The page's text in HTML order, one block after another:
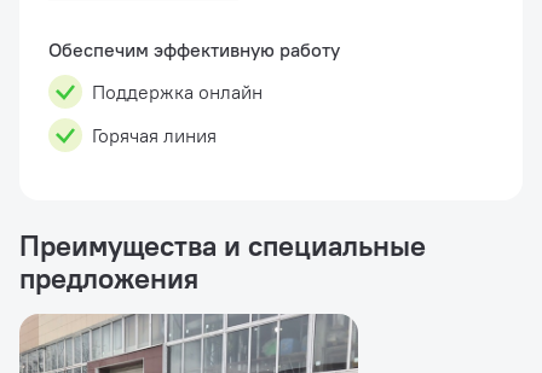
Обеспечим эффективную работу
Поддержка онлайн
Горячая линия
Преимущества и специальные
предложения